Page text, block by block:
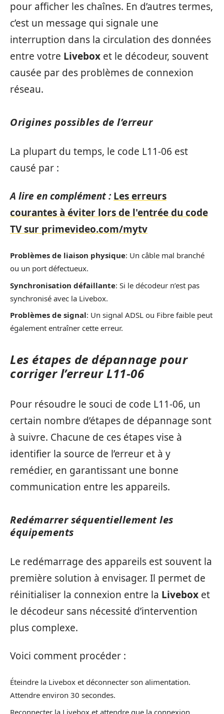
pour afficher les chaînes. En d’autres termes,
c’est un message qui signale une
interruption dans la circulation des données
entre votre Livebox et le décodeur, souvent
causée par des problèmes de connexion
réseau.
Origines possibles de l’erreur
La plupart du temps, le code L11-06 est
causé par :
A lire en complément : Les erreurs
courantes à éviter lors de l'entrée du code
TV sur primevideo.com/mytv
Problèmes de liaison physique: Un câble mal branché
ou un port défectueux.
Synchronisation défaillante: Si le décodeur n’est pas
synchronisé avec la Livebox.
Problèmes de signal: Un signal ADSL ou Fibre faible peut
également entraîner cette erreur.
Les étapes de dépannage pour
corriger l’erreur L11-06
Pour résoudre le souci de code L11-06, un
certain nombre d’étapes de dépannage sont
à suivre. Chacune de ces étapes vise à
identifier la source de l’erreur et à y
remédier, en garantissant une bonne
communication entre les appareils.
Redémarrer séquentiellement les
équipements
Le redémarrage des appareils est souvent la
première solution à envisager. Il permet de
réinitialiser la connexion entre la Livebox et
le décodeur sans nécessité d’intervention
plus complexe.
Voici comment procéder :
Éteindre la Livebox et déconnecter son alimentation.
Attendre environ 30 secondes.
Reconnecter la Livebox et attendre que la connexion